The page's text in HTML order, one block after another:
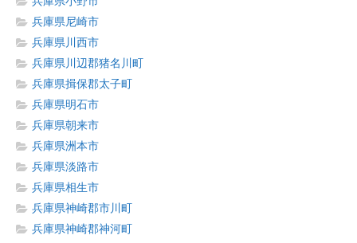
兵庫県尼崎市
兵庫県川西市
兵庫県川辺郡猪名川町
兵庫県揖保郡太子町
兵庫県明石市
兵庫県朝来市
兵庫県洲本市
兵庫県淡路市
兵庫県相生市
兵庫県神崎郡市川町
兵庫県神崎郡神河町